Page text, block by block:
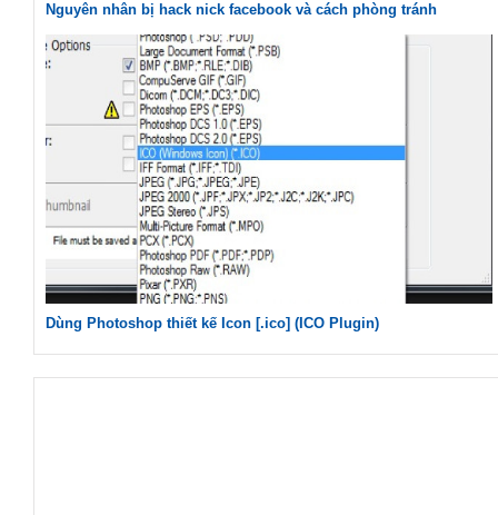
Nguyên nhân bị hack nick facebook và cách phòng tránh
Dùng Photoshop thiết kế Icon [.ico] (ICO Plugin)